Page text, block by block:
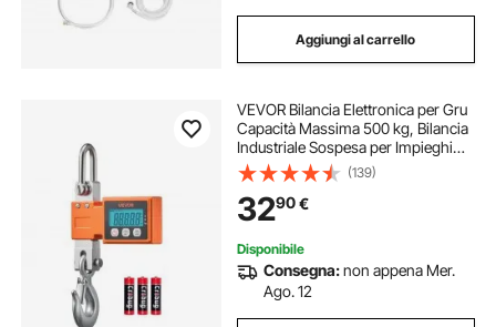
Aggiungi al carrello
VEVOR Bilancia Elettronica per Gru
Capacità Massima 500 kg, Bilancia
Industriale Sospesa per Impieghi
Gravosi con Cassa in Alluminio
Pressofuso e Display LCD, Divisione
100 g e Interruttore a 3 Unità
(139)
3290€
Disponibile
Consegna:non appena Mer.
Ago. 12